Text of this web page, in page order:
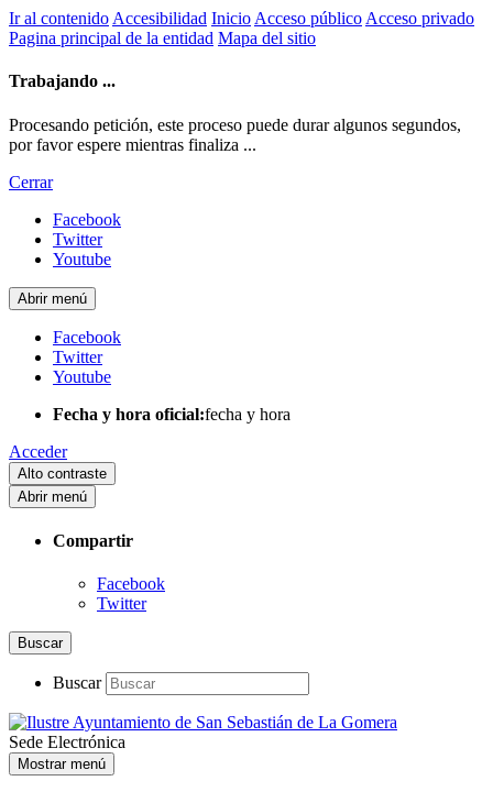
Ir al contenido Accesibilidad Inicio Acceso público Acceso privado
Pagina principal de la entidad Mapa del sitio
Trabajando ...
Procesando petición, este proceso puede durar algunos segundos,
por favor espere mientras finaliza ...
Cerrar
Facebook
Twitter
Youtube
Abrir menú
Facebook
Twitter
Youtube
Fecha y hora oficial:fecha y hora
Acceder
Alto contraste
Abrir menú
Compartir
Facebook
Twitter
Buscar
Buscar
Sede Electrónica
Mostrar menú